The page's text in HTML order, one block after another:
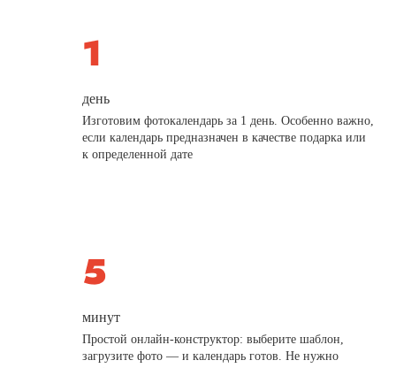
день
Изготовим фотокалендарь за 1 день. Особенно важно,
если календарь предназначен в качестве подарка или
к определенной дате
минут
Простой онлайн-конструктор: выберите шаблон,
загрузите фото — и календарь готов. Не нужно